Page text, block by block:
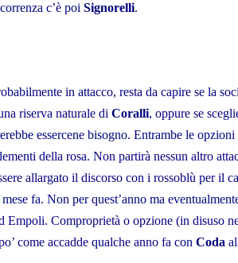
c’è poi Signorelli.
in attacco, resta da capire se la
riserva naturale di Coralli, oppure se
essercene bisogno. Entrambe le
della rosa. Non partirà nessun altro
allargato il discorso con i rossoblù per il
fa. Non per quest’anno ma
Empoli. Comproprietà o opzione (in disuso
come accadde qualche anno fa con Coda